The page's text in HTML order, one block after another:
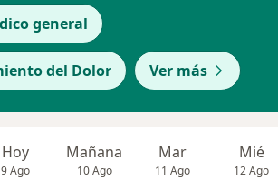
general
del Dolor Ver más
Hoy
9 Ago
Mañana
10 Ago
Mar
11 Ago
Mié
12 Ago